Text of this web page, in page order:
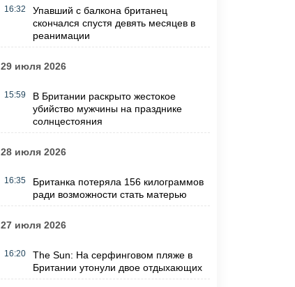
16:32
Упавший с балкона британец
скончался спустя девять месяцев в
реанимации
29 июля 2026
15:59
В Британии раскрыто жестокое
убийство мужчины на празднике
солнцестояния
28 июля 2026
16:35
Британка потеряла 156 килограммов
ради возможности стать матерью
27 июля 2026
16:20
The Sun: На серфинговом пляже в
Британии утонули двое отдыхающих